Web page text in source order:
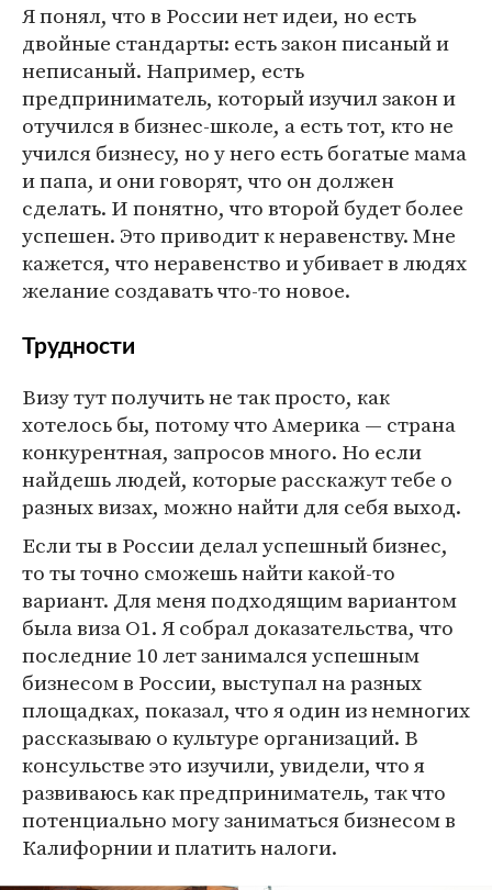
Я понял, что в России нет идеи, но есть
двойные стандарты: есть закон писаный и
неписаный. Например, есть
предприниматель, который изучил закон и
отучился в бизнес-школе, а есть тот, кто не
учился бизнесу, но у него есть богатые мама
и папа, и они говорят, что он должен
сделать. И понятно, что второй будет более
успешен. Это приводит к неравенству. Мне
кажется, что неравенство и убивает в людях
желание создавать что-то новое.
Трудности
Визу тут получить не так просто, как
хотелось бы, потому что Америка — страна
конкурентная, запросов много. Но если
найдешь людей, которые расскажут тебе о
разных визах, можно найти для себя выход.
Если ты в России делал успешный бизнес,
то ты точно сможешь найти какой-то
вариант. Для меня подходящим вариантом
была виза О1. Я собрал доказательства, что
последние 10 лет занимался успешным
бизнесом в России, выступал на разных
площадках, показал, что я один из немногих
рассказываю о культуре организаций. В
консульстве это изучили, увидели, что я
развиваюсь как предприниматель, так что
потенциально могу заниматься бизнесом в
Калифорнии и платить налоги.